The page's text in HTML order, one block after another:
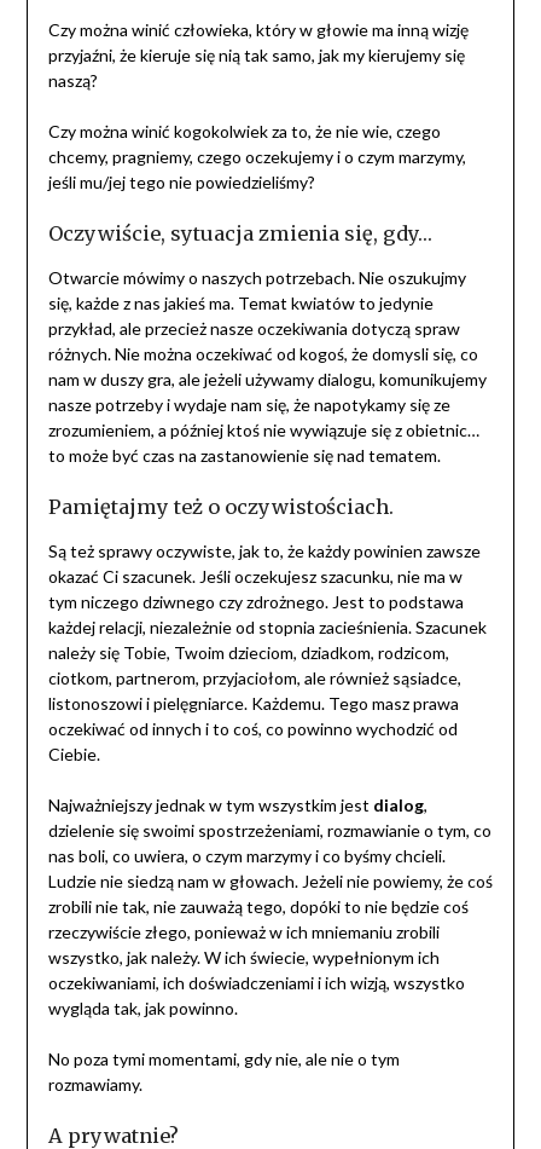
Czy można winić człowieka, który w głowie ma inną wizję
przyjaźni, że kieruje się nią tak samo, jak my kierujemy się
naszą?
Czy można winić kogokolwiek za to, że nie wie, czego
chcemy, pragniemy, czego oczekujemy i o czym marzymy,
jeśli mu/jej tego nie powiedzieliśmy?
Oczywiście, sytuacja zmienia się, gdy…
Otwarcie mówimy o naszych potrzebach. Nie oszukujmy
się, każde z nas jakieś ma. Temat kwiatów to jedynie
przykład, ale przecież nasze oczekiwania dotyczą spraw
różnych. Nie można oczekiwać od kogoś, że domysli się, co
nam w duszy gra, ale jeżeli używamy dialogu, komunikujemy
nasze potrzeby i wydaje nam się, że napotykamy się ze
zrozumieniem, a później ktoś nie wywiązuje się z obietnic…
to może być czas na zastanowienie się nad tematem.
Pamiętajmy też o oczywistościach.
Są też sprawy oczywiste, jak to, że każdy powinien zawsze
okazać Ci szacunek. Jeśli oczekujesz szacunku, nie ma w
tym niczego dziwnego czy zdrożnego. Jest to podstawa
każdej relacji, niezależnie od stopnia zacieśnienia. Szacunek
należy się Tobie, Twoim dzieciom, dziadkom, rodzicom,
ciotkom, partnerom, przyjaciołom, ale również sąsiadce,
listonoszowi i pielęgniarce. Każdemu. Tego masz prawa
oczekiwać od innych i to coś, co powinno wychodzić od
Ciebie.
Najważniejszy jednak w tym wszystkim jest dialog,
dzielenie się swoimi spostrzeżeniami, rozmawianie o tym, co
nas boli, co uwiera, o czym marzymy i co byśmy chcieli.
Ludzie nie siedzą nam w głowach. Jeżeli nie powiemy, że coś
zrobili nie tak, nie zauważą tego, dopóki to nie będzie coś
rzeczywiście złego, ponieważ w ich mniemaniu zrobili
wszystko, jak należy. W ich świecie, wypełnionym ich
oczekiwaniami, ich doświadczeniami i ich wizją, wszystko
wygląda tak, jak powinno.
No poza tymi momentami, gdy nie, ale nie o tym
rozmawiamy.
A prywatnie?